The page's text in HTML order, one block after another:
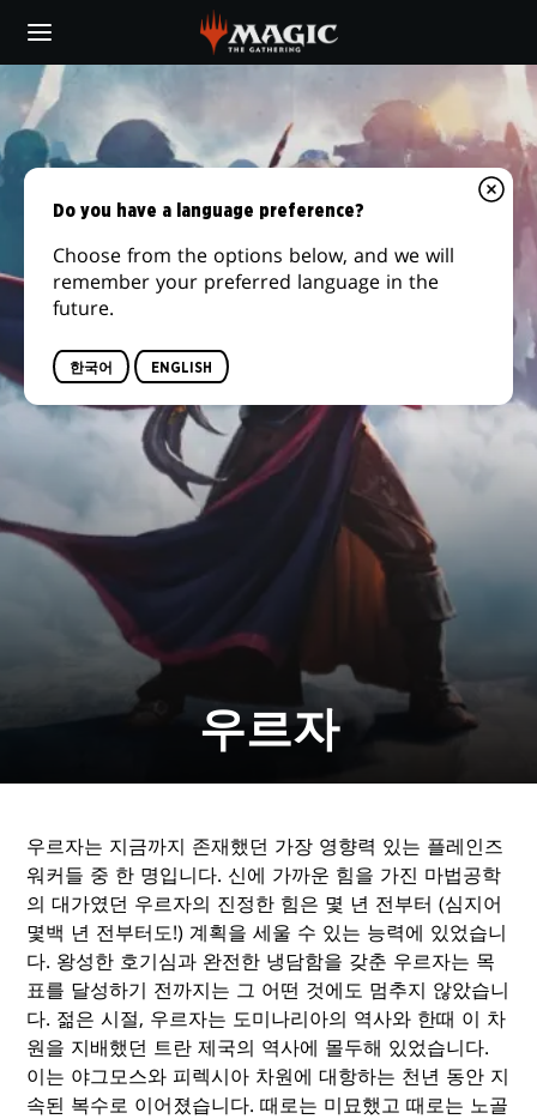
main
content
우르자
우르자는 지금까지 존재했던 가장 영향력 있는 플레인즈
워커들 중 한 명입니다. 신에 가까운 힘을 가진 마법공학
의 대가였던 우르자의 진정한 힘은 몇 년 전부터 (심지어
몇백 년 전부터도!) 계획을 세울 수 있는 능력에 있었습니
다. 왕성한 호기심과 완전한 냉담함을 갖춘 우르자는 목
표를 달성하기 전까지는 그 어떤 것에도 멈추지 않았습니
다. 젊은 시절, 우르자는 도미나리아의 역사와 한때 이 차
원을 지배했던 트란 제국의 역사에 몰두해 있었습니다.
이는 야그모스와 피렉시아 차원에 대항하는 천년 동안 지
속된 복수로 이어졌습니다. 때로는 미묘했고 때로는 노골
Do you have a language preference?
Choose from the options below, and we will
remember your preferred language in the
future.
한국어 ENGLISH